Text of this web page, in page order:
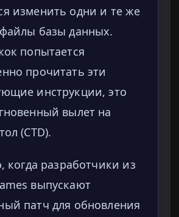
изменить одни и те же
базы данных.
попытается
прочитать эти
инструкции, это
вылет на
(CTD).
когда разработчики из
выпускают
патч для обновления